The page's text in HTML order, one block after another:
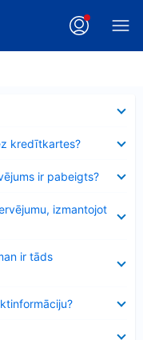
kredītkartes?
ir pabeigts?
izmantojot
ir tāds